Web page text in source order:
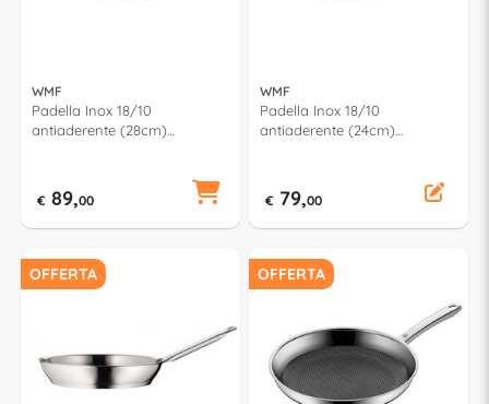
WMF
Padella Inox 18/10
antiaderente (28cm)
€ 89,00
WMF
Padella Inox 18/10
antiaderente (24cm)
€ 79,00
OFFERTA OFFERTA